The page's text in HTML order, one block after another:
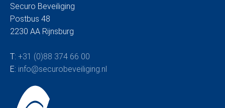
Securo Beveiliging
Postbus 48
2230 AA Rijnsburg
T: +31 (0)88 374 66 00
E: info@securobeveiliging.nl